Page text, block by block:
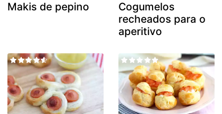
Makis de pepino
Cogumelos
recheados para o
aperitivo